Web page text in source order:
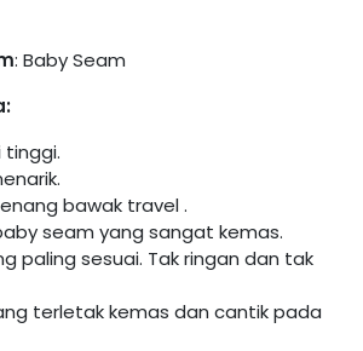
: Baby Seam
tinggi.
bawak travel .
seam yang sangat kemas.
paling sesuai. Tak ringan dan tak
terletak kemas dan cantik pada